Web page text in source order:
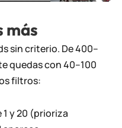
más
sin criterio. De 400–
quedas con 40–100
filtros:
y 20 (prioriza